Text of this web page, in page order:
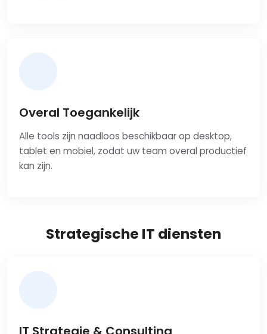
Overal Toegankelijk
Alle tools zijn naadloos beschikbaar op desktop,
tablet en mobiel, zodat uw team overal productief
kan zijn.
Strategische IT diensten